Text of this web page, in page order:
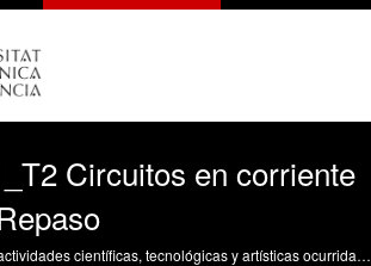
Circuitos en corriente
Divulgación de las actividades científicas, tecnológicas y artísticas ocurridas en los tres campus de la UPV